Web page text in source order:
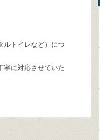
ルトイレなど）につ
寧に対応させていた